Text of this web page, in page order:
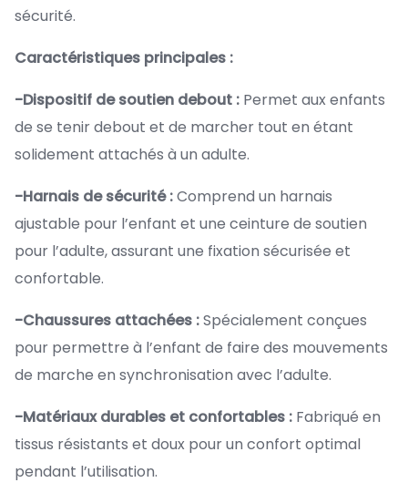
sécurité.
Caractéristiques principales :
-Dispositif de soutien debout : Permet aux enfants
de se tenir debout et de marcher tout en étant
solidement attachés à un adulte.
-Harnais de sécurité :Comprend un harnais
ajustable pour l’enfant et une ceinture de soutien
pour l’adulte, assurant une fixation sécurisée et
confortable.
-Chaussures attachées :Spécialement conçues
pour permettre à l’enfant de faire des mouvements
de marche en synchronisation avec l’adulte.
-Matériaux durables et confortables : Fabriqué en
tissus résistants et doux pour un confort optimal
pendant l’utilisation.